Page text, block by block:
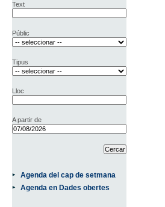
Text
Públic
Tipus
Lloc
A partir de
Agenda del cap de setmana
Agenda en Dades obertes